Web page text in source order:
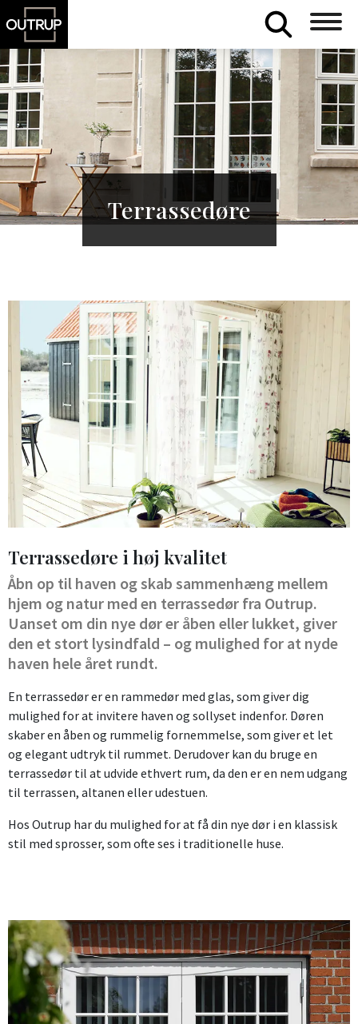
Terrassedøre
Terrassedøre i høj kvalitet
Åbn op til haven og skab sammenhæng mellem
hjem og natur med en terrassedør fra Outrup.
Uanset om din nye dør er åben eller lukket, giver
den et stort lysindfald – og mulighed for at nyde
haven hele året rundt.
En terrassedør er en rammedør med glas, som giver dig
mulighed for at invitere haven og sollyset indenfor. Døren
skaber en åben og rummelig fornemmelse, som giver et let
og elegant udtryk til rummet. Derudover kan du bruge en
terrassedør til at udvide ethvert rum, da den er en nem udgang
til terrassen, altanen eller udestuen.
Hos Outrup har du mulighed for at få din nye dør i en klassisk
stil med sprosser, som ofte ses i traditionelle huse.